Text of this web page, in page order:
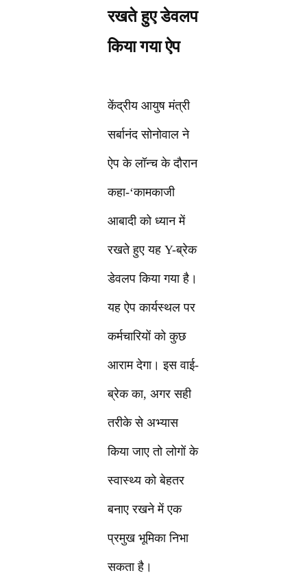
रखते हुए डेवलप
किया गया ऐप
केंद्रीय आयुष मंत्री
सर्बानंद सोनोवाल ने
ऐप के लॉन्च के दौरान
कहा-‘कामकाजी
आबादी को ध्यान में
रखते हुए यह Y-ब्रेक
डेवलप किया गया है।
यह ऐप कार्यस्थल पर
कर्मचारियों को कुछ
आराम देगा। इस वाई-
ब्रेक का, अगर सही
तरीके से अभ्यास
किया जाए तो लोगों के
स्वास्थ्य को बेहतर
बनाए रखने में एक
प्रमुख भूमिका निभा
सकता है।